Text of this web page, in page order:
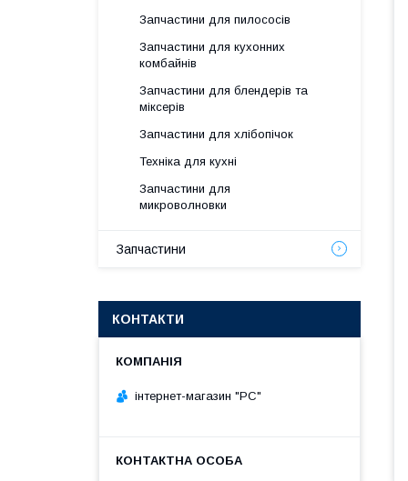
Запчастини для пилососів
Запчастини для кухонних
комбайнів
Запчастини для блендерів та
міксерів
Запчастини для хлібопічок
Техніка для кухні
Запчастини для
микроволновки
Запчастини
КОНТАКТИ
інтернет-магазин "РС"